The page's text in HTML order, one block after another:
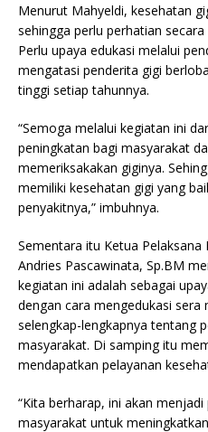
Menurut Mahyeldi, kesehatan
sehingga perlu perhatian
Perlu upaya edukasi melalui
mengatasi penderita gigi
tinggi setiap tahunnya.
“Semoga melalui kegiatan ini
peningkatan bagi masyarakat
memeriksakakan giginya.
memiliki kesehatan gigi yang
penyakitnya,” imbuhnya.
Sementara itu Ketua Pelaksana
Andries Pascawinata, Sp.BM
kegiatan ini adalah sebagai
dengan cara mengedukasi
selengkap-lengkapnya tentang
masyarakat. Di samping itu
mendapatkan pelayanan
“Kita berharap, ini akan
masyarakat untuk